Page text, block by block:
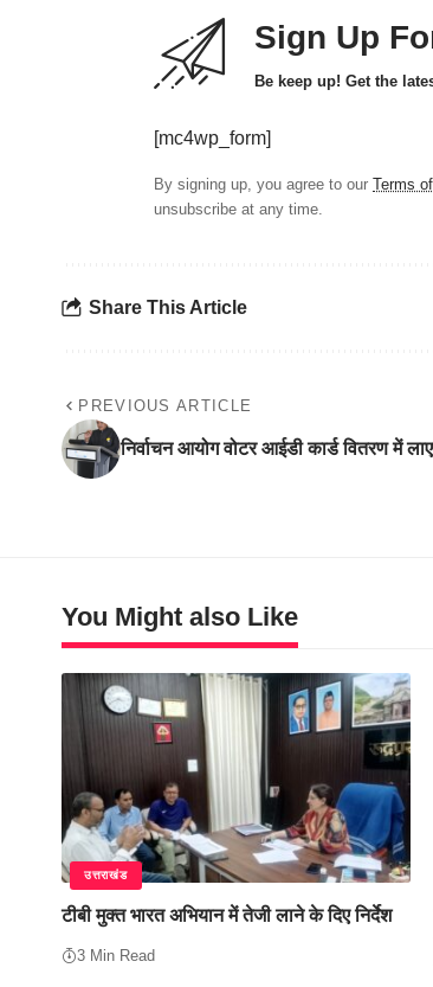
Sign Up
Be keep up! Get the
[mc4wp_form]
By signing up, you agree to our Terms
unsubscribe at any time.
Share This Article
PREVIOUS ARTICLE
निर्वाचन आयोग वोटर आईडी कार्ड वितरण में
You Might also Like
उत्तराखंड
टीबी मुक्त भारत अभियान में तेजी लाने के दिए निर्देश
3 Min Read